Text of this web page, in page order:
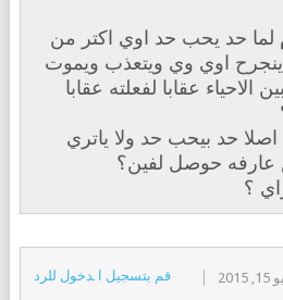
لما حد يحب حد اوي اكتر من
ينجرح اوي وي ويتعذب ويموت
الاحياء عقابا لفعلته عقابا
حد بيحب حد ولا ياتري
عارفه حوصل لفين؟
؟
2015 قم بتسجيل الدخول للرد